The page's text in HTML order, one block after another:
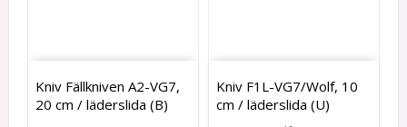
Kniv Fällkniven A2-VG7,
20 cm / läderslida (B)
Kniv F1L-VG7/Wolf, 10
cm / läderslida (U)